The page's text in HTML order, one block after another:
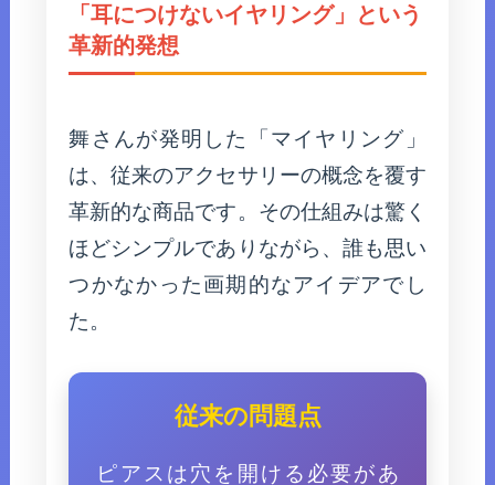
「耳につけないイヤリング」という
革新的発想
舞さんが発明した「マイヤリング」
は、従来のアクセサリーの概念を覆す
革新的な商品です。その仕組みは驚く
ほどシンプルでありながら、誰も思い
つかなかった画期的なアイデアでし
た。
従来の問題点
ピアスは穴を開ける必要があ